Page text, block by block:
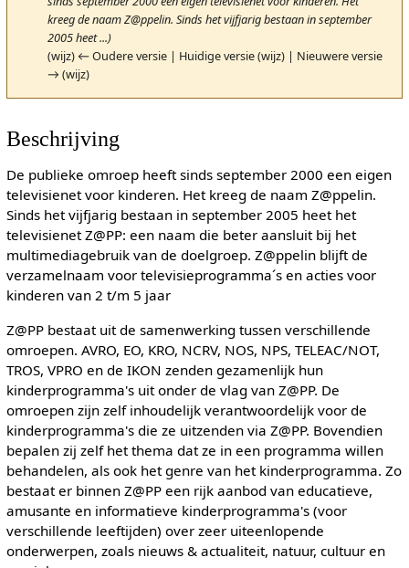
kreeg de naam Z@ppelin. Sinds het vijfjarig bestaan in september
2005 heet ...)
(wijz) ← Oudere versie | Huidige versie (wijz) | Nieuwere versie
→ (wijz)
Beschrijving
De publieke omroep heeft sinds september 2000 een eigen
televisienet voor kinderen. Het kreeg de naam Z@ppelin.
Sinds het vijfjarig bestaan in september 2005 heet het
televisienet Z@PP: een naam die beter aansluit bij het
multimediagebruik van de doelgroep. Z@ppelin blijft de
verzamelnaam voor televisieprogramma´s en acties voor
kinderen van 2 t/m 5 jaar
Z@PP bestaat uit de samenwerking tussen verschillende
omroepen. AVRO, EO, KRO, NCRV, NOS, NPS, TELEAC/NOT,
TROS, VPRO en de IKON zenden gezamenlijk hun
kinderprogramma's uit onder de vlag van Z@PP. De
omroepen zijn zelf inhoudelijk verantwoordelijk voor de
kinderprogramma's die ze uitzenden via Z@PP. Bovendien
bepalen zij zelf het thema dat ze in een programma willen
behandelen, als ook het genre van het kinderprogramma. Zo
bestaat er binnen Z@PP een rijk aanbod van educatieve,
amusante en informatieve kinderprogramma's (voor
verschillende leeftijden) over zeer uiteenlopende
onderwerpen, zoals nieuws & actualiteit, natuur, cultuur en